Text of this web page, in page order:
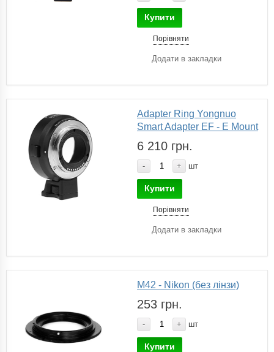
Купити
Порівняти
Додати в закладки
Adapter Ring Yongnuo
Smart Adapter EF - E Mount
6 210 грн.
- + шт
Купити
Порівняти
Додати в закладки
M42 - Nikon (без лінзи)
253 грн.
- + шт
Купити